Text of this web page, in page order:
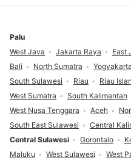
West Java Jakarta Raya East
Bali
North Sumatra
South Sulawesi
Riau Riau
West Sumatra
South Kalimantan
West Nusa Tenggara
Aceh
South East Sulawesi
Central
Central Sulawesi
Gorontalo
Maluku
West Sulawesi West
Palu